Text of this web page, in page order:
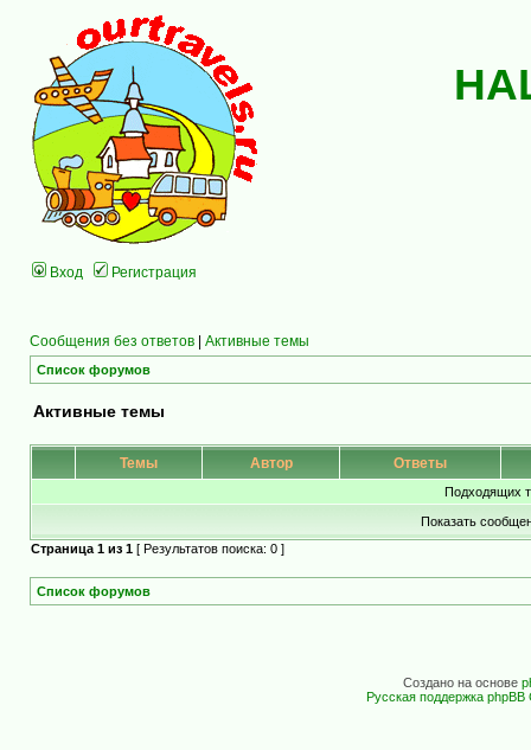
Вход Регистрация
Сообщения без ответов | Активные темы
Список форумов
Активные темы
Темы Автор Ответы
Подходящих
Показать
Страница 1 из 1 [ Результатов поиска: 0 ]
Список форумов
Создано на основе
Русская поддержка phpBB